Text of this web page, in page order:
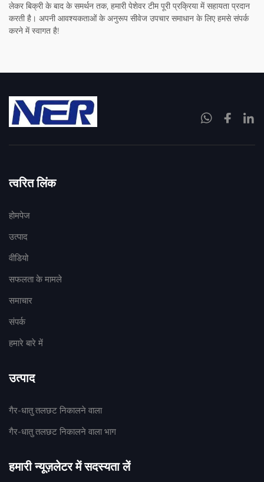
लेकर बिक्री के बाद के समर्थन तक, हमारी पेशेवर टीम पूरी प्रक्रिया में सहायता प्रदान
करती है। अपनी आवश्यकताओं के अनुरूप सीवेज उपचार समाधान के लिए हमसे संपर्क
करने में स्वागत है!
त्वरित लिंक
होमपेज
उत्पाद
वीडियो
सफलता के मामले
समाचार
संपर्क
हमारे बारे में
उत्पाद
गैर-धातु तलछट निकालने वाला
गैर-धातु तलछट निकालने वाला भाग
हमारी न्यूज़लेटर में सदस्यता लें